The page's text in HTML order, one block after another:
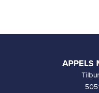
APPELS